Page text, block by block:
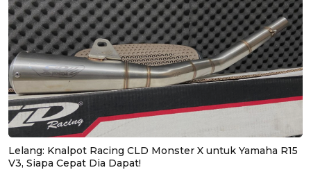
Lelang: Knalpot Racing CLD Monster X untuk Yamaha R15
V3, Siapa Cepat Dia Dapat!